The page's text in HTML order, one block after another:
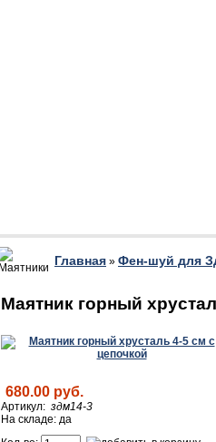
Главная » Фен-шуй для
Маятник горный
680.00 руб.
Артикул: здм14-3
На складе: да